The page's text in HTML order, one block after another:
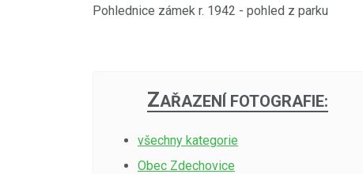
Pohlednice zámek r. 1942 - pohled z parku
ZAŘAZENÍ FOTOGRAFIE:
všechny kategorie
Obec Zdechovice